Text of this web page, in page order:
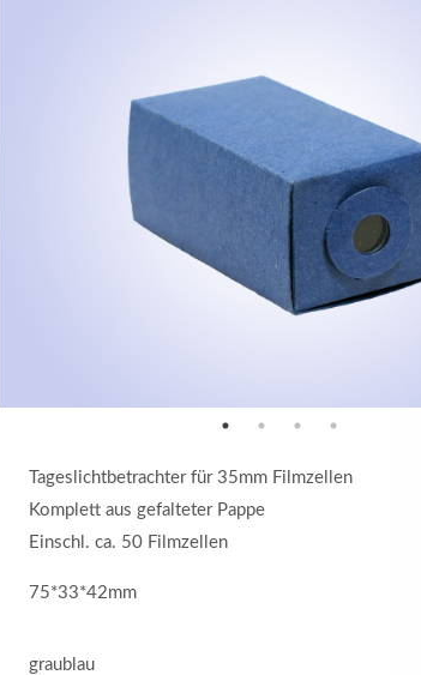
Tageslichtbetrachter für 35mm Filmzellen
Komplett aus gefalteter Pappe
Einschl. ca. 50 Filmzellen
75*33*42mm
graublau
Registrieren